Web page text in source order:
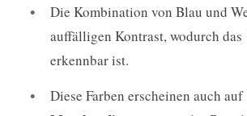
Die Kombination von Blau und
auffälligen Kontrast, wodurch das
erkennbar ist.
Diese Farben erscheinen auch auf